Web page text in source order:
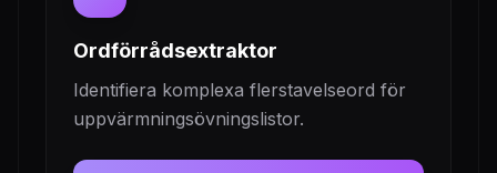
Ordförrådsextraktor
Identifiera komplexa flerstavelseord för
uppvärmningsövningslistor.